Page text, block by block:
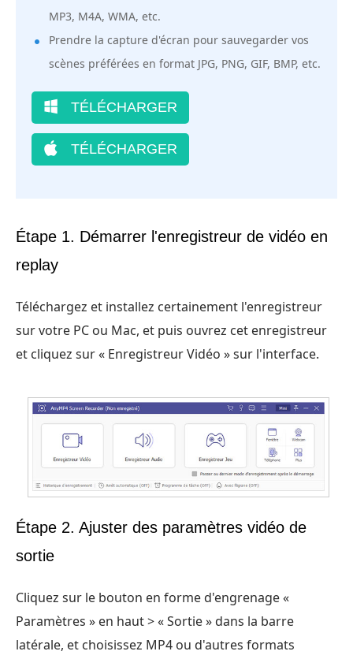
MP3, M4A, WMA, etc.
Prendre la capture d'écran pour sauvegarder vos
scènes préférées en format JPG, PNG, GIF, BMP, etc.
TÉLÉCHARGER
TÉLÉCHARGER
Étape 1. Démarrer l'enregistreur de vidéo en
replay
Téléchargez et installez certainement l'enregistreur
sur votre PC ou Mac, et puis ouvrez cet enregistreur
et cliquez sur « Enregistreur Vidéo » sur l'interface.
Étape 2. Ajuster des paramètres vidéo de
sortie
Cliquez sur le bouton en forme d'engrenage «
Paramètres » en haut > « Sortie » dans la barre
latérale, et choisissez MP4 ou d'autres formats